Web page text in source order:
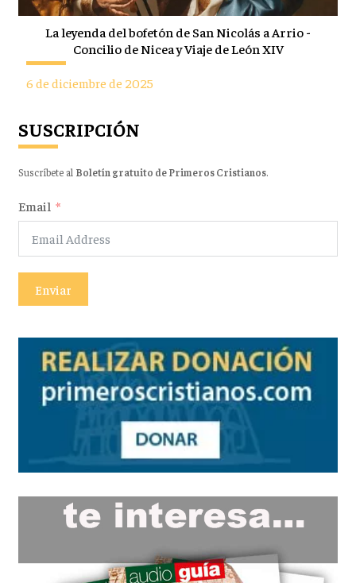
La leyenda del bofetón de San Nicolás a Arrio -
Concilio de Nicea y Viaje de León XIV
6 de diciembre de 2025
SUSCRIPCIÓN
Suscríbete al Boletín gratuito de Primeros Cristianos.
Email
Enviar